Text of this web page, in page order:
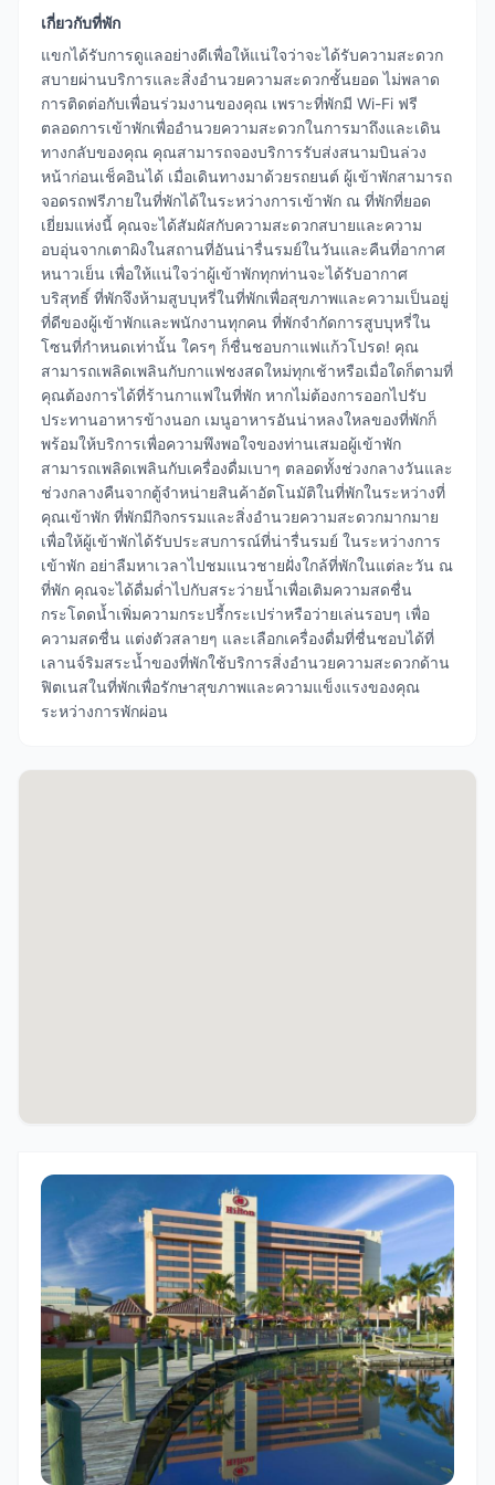
เกี่ยวกับที่พัก
แขกได้รับการดูแลอย่างดีเพื่อให้แน่ใจว่าจะได้รับความสะดวก
สบายผ่านบริการและสิ่งอำนวยความสะดวกชั้นยอด ไม่พลาด
การติดต่อกับเพื่อนร่วมงานของคุณ เพราะที่พักมี Wi-Fi ฟรี
ตลอดการเข้าพักเพื่ออำนวยความสะดวกในการมาถึงและเดิน
ทางกลับของคุณ คุณสามารถจองบริการรับส่งสนามบินล่วง
หน้าก่อนเช็คอินได้ เมื่อเดินทางมาด้วยรถยนต์ ผู้เข้าพักสามารถ
จอดรถฟรีภายในที่พักได้ในระหว่างการเข้าพัก ณ ที่พักที่ยอด
เยี่ยมแห่งนี้ คุณจะได้สัมผัสกับความสะดวกสบายและความ
อบอุ่นจากเตาผิงในสถานที่อันน่ารื่นรมย์ในวันและคืนที่อากาศ
หนาวเย็น เพื่อให้แน่ใจว่าผู้เข้าพักทุกท่านจะได้รับอากาศ
บริสุทธิ์ ที่พักจึงห้ามสูบบุหรี่ในที่พักเพื่อสุขภาพและความเป็นอยู่
ที่ดีของผู้เข้าพักและพนักงานทุกคน ที่พักจำกัดการสูบบุหรี่ใน
โซนที่กำหนดเท่านั้น ใครๆ ก็ชื่นชอบกาแฟแก้วโปรด! คุณ
สามารถเพลิดเพลินกับกาแฟชงสดใหม่ทุกเช้าหรือเมื่อใดก็ตามที่
คุณต้องการได้ที่ร้านกาแฟในที่พัก หากไม่ต้องการออกไปรับ
ประทานอาหารข้างนอก เมนูอาหารอันน่าหลงใหลของที่พักก็
พร้อมให้บริการเพื่อความพึงพอใจของท่านเสมอผู้เข้าพัก
สามารถเพลิดเพลินกับเครื่องดื่มเบาๆ ตลอดทั้งช่วงกลางวันและ
ช่วงกลางคืนจากตู้จำหน่ายสินค้าอัตโนมัติในที่พักในระหว่างที่
คุณเข้าพัก ที่พักมีกิจกรรมและสิ่งอำนวยความสะดวกมากมาย
เพื่อให้ผู้เข้าพักได้รับประสบการณ์ที่น่ารื่นรมย์ ในระหว่างการ
เข้าพัก อย่าลืมหาเวลาไปชมแนวชายฝั่งใกล้ที่พักในแต่ละวัน ณ
ที่พัก คุณจะได้ดื่มด่ำไปกับสระว่ายน้ำเพื่อเติมความสดชื่น
กระโดดน้ำเพิ่มความกระปรี้กระเปร่าหรือว่ายเล่นรอบๆ เพื่อ
ความสดชื่น แต่งตัวสลายๆ และเลือกเครื่องดื่มที่ชื่นชอบได้ที่
เลานจ์ริมสระน้ำของที่พักใช้บริการสิ่งอำนวยความสะดวกด้าน
ฟิตเนสในที่พักเพื่อรักษาสุขภาพและความแข็งแรงของคุณ
ระหว่างการพักผ่อน